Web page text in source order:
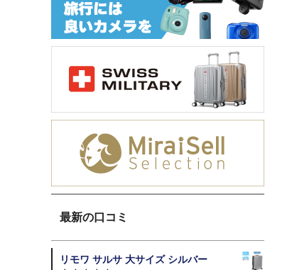
最新の口コミ
リモワ サルサ 大サイズ シルバー